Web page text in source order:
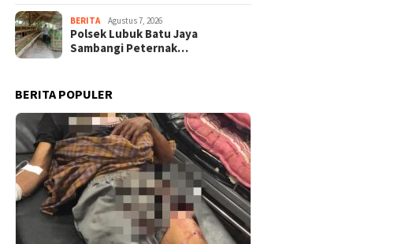
BERITA Agustus 7, 2026
Polsek Lubuk Batu Jaya
Sambangi Peternak…
BERITA POPULER